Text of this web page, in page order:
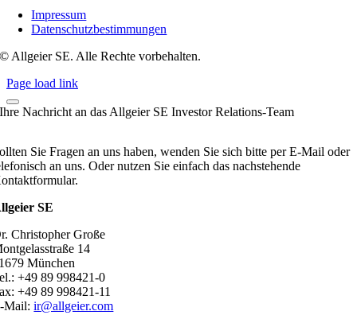
Impressum
Datenschutzbestimmungen
© Allgeier SE. Alle Rechte vorbehalten.
Page load link
Ihre Nachricht an das Allgeier SE Investor Relations-Team
Sie Fragen an uns haben, wenden Sie sich bitte per E-Mail oder
an uns. Oder nutzen Sie einfach das nachstehende
SE
Christopher Große
14
München
+49 89 998421-0
+49 89 998421-11
Mail:ir@allgeier.com